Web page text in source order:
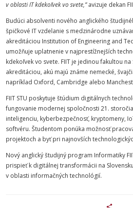
v oblasti IT kdekoľvek vo svete,”avizuje dekan
Budúci absolventi nového anglického
špičkové IT vzdelanie s medzinárodne
akreditáciou Institution of Engineering and
umožňuje uplatnenie v najprestížnejších
kdekoľvek vo svete. FIIT je jedinou fakultou na
akreditáciou, akú majú známe nemecké,
napríklad Oxford, Cambridge alebo
FIIT STU poskytuje štúdium digitálnych
fungovanie modernej spoločnosti 21.
inteligenciu, kyberbezpečnosť, kryptomeny,
softvéru. Študentom ponúka možnosť
projektoch a byť pri najnovších
Nový anglický študijný program Informatiky
prispieť k digitálnej transformácii na
v oblasti informačných technológií.